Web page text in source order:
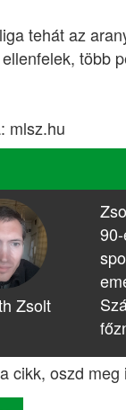
tehát az
több
mlsz.hu
Zsolt
cikk, oszd